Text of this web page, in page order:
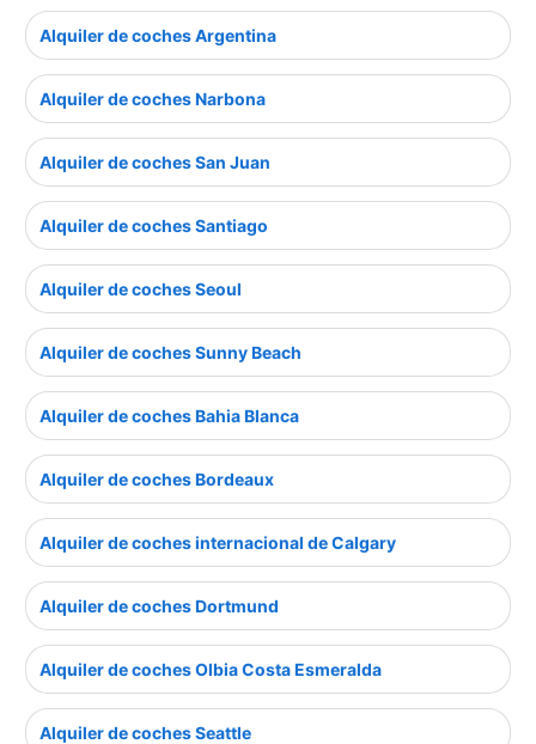
Alquiler de coches Argentina
Alquiler de coches Narbona
Alquiler de coches San Juan
Alquiler de coches Santiago
Alquiler de coches Seoul
Alquiler de coches Sunny Beach
Alquiler de coches Bahia Blanca
Alquiler de coches Bordeaux
Alquiler de coches internacional de Calgary
Alquiler de coches Dortmund
Alquiler de coches Olbia Costa Esmeralda
Alquiler de coches Seattle